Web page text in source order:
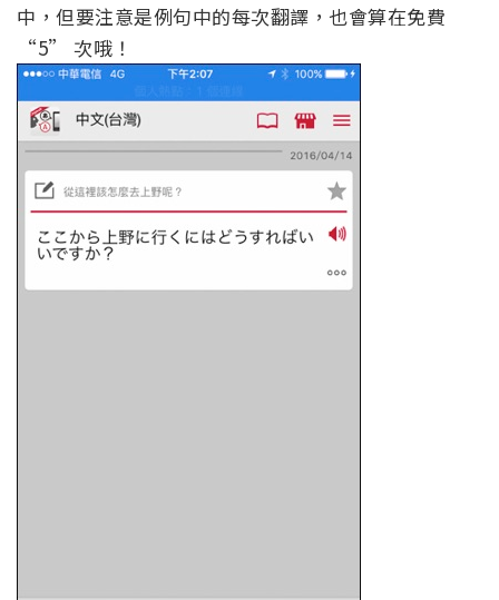
中，但要注意是例句中的每次翻譯，也會算在免費
“5” 次哦！